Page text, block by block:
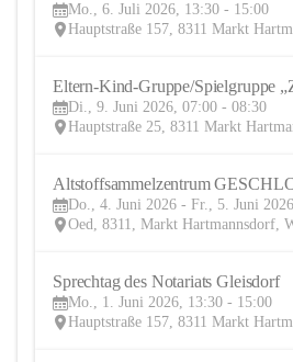
Mo., 6. Juli 2026, 13:30 - 15:00
Hauptstraße 157, 8311 Markt
Di., 9. Juni 2026, 07:00 - 08:30
Hauptstraße 25, 8311 Markt
Do., 4. Juni 2026 - Fr., 5. Juni 2026
Oed, 8311, Markt Hartmannsdorf,
Sprechtag des Notariats Gleisdorf
Mo., 1. Juni 2026, 13:30 - 15:00
Hauptstraße 157, 8311 Markt